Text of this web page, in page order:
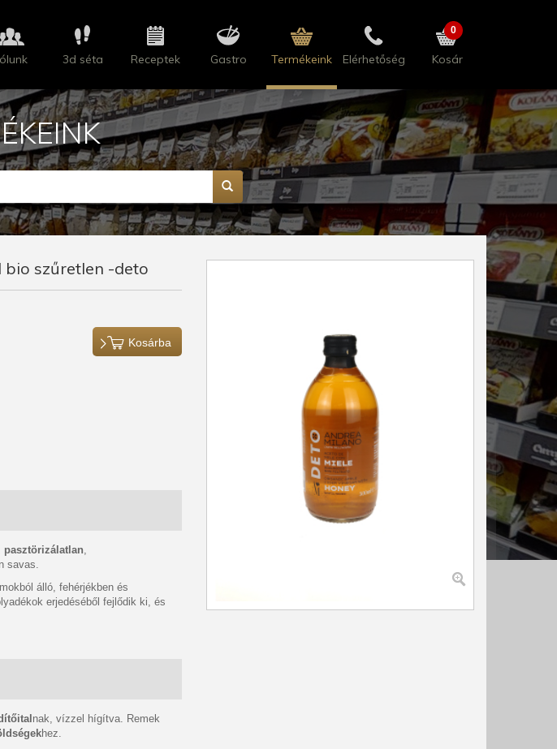
3d séta Receptek Gastro Termékeink Elérhetőség Kosár
0
bio szűretlen -deto
Kosárba
pasztörizálatlan,
savas.
álló, fehérjékben és
erjedéséből fejlődik ki, és
nak, vízzel hígítva. Remek
hez.